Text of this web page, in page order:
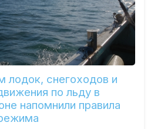
лодок, снегоходов и
по льду в
напомнили правила